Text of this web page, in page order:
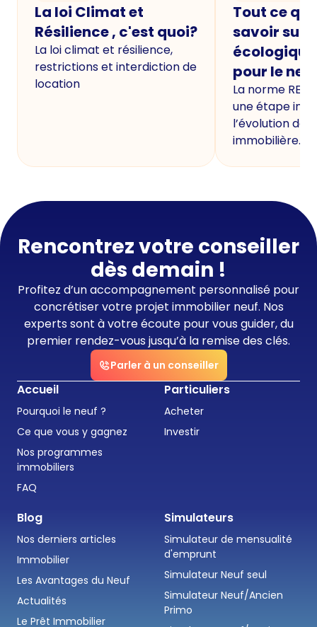
La loi Climat et
Résilience , c'est quoi?
La loi climat et résilience,
restrictions et interdiction de
location
Tout ce
savoir sur
écologique
pour le
La norme
une étape
l’évolution de
immobilière.
Rencontrez votre conseiller
dès demain !
Profitez d’un accompagnement personnalisé pour
concrétiser votre projet immobilier neuf. Nos
experts sont à votre écoute pour vous guider, du
premier rendez-vous jusqu’à la remise des clés.
Parler à un conseiller
Accueil
Pourquoi le neuf ?
Ce que vous y gagnez
Nos programmes
immobiliers
FAQ
Particuliers
Acheter
Investir
Blog
Nos derniers articles
Immobilier
Les Avantages du Neuf
Actualités
Le Prêt Immobilier
Simulateurs
Simulateur de mensualité
d'emprunt
Simulateur Neuf seul
Simulateur Neuf/Ancien
Primo